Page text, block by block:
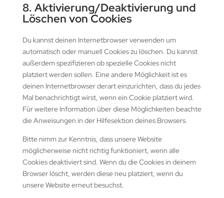
8. Aktivierung/Deaktivierung und
Löschen von Cookies
Du kannst deinen Internetbrowser verwenden um
automatisch oder manuell Cookies zu löschen. Du kannst
außerdem spezifizieren ob spezielle Cookies nicht
platziert werden sollen. Eine andere Möglichkeit ist es
deinen Internetbrowser derart einzurichten, dass du jedes
Mal benachrichtigt wirst, wenn ein Cookie platziert wird.
Für weitere Information über diese Möglichkeiten beachte
die Anweisungen in der Hilfesektion deines Browsers.
Bitte nimm zur Kenntnis, dass unsere Website
möglicherweise nicht richtig funktioniert, wenn alle
Cookies deaktiviert sind. Wenn du die Cookies in deinem
Browser löscht, werden diese neu platziert, wenn du
unsere Website erneut besuchst.